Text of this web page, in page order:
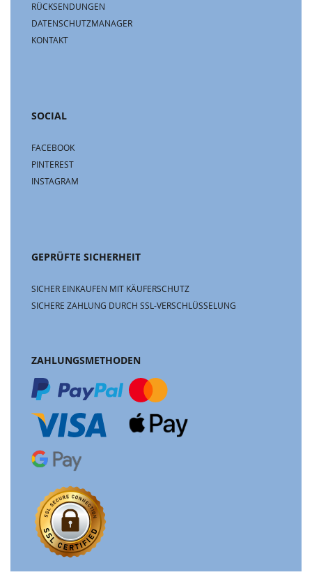
RÜCKSENDUNGEN
DATENSCHUTZMANAGER
KONTAKT
SOCIAL
FACEBOOK
PINTEREST
INSTAGRAM
GEPRÜFTE SICHERHEIT
SICHER EINKAUFEN MIT KÄUFERSCHUTZ
SICHERE ZAHLUNG DURCH SSL-VERSCHLÜSSELUNG
ZAHLUNGSMETHODEN